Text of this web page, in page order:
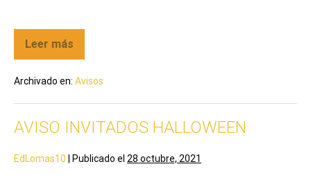
Leer más
Archivado en: Avisos
AVISO INVITADOS HALLOWEEN
EdLomas10 Publicado el 28 octubre, 2021